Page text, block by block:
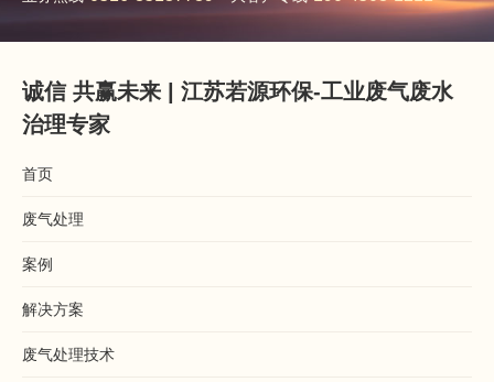
诚信 共赢未来 | 江苏若源环保-工业废气废水
治理专家
首页
废气处理
案例
解决方案
废气处理技术